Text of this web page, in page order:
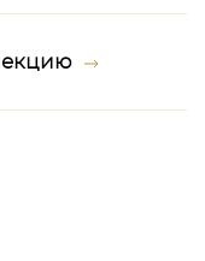
в течение
ATELIER:
заказа +
до года на